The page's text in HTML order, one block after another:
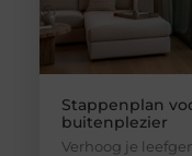
Stappenplan
buitenplezier
Verhoog je